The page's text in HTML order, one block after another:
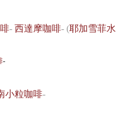
-西達摩咖啡- (耶加雪菲水
-
小粒咖啡-